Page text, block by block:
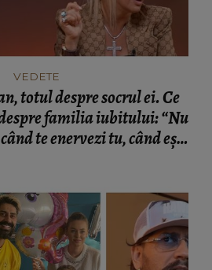
VEDETE
totul despre socrul ei. Ce
familia iubitului: “Nu
te enervezi tu, când ești